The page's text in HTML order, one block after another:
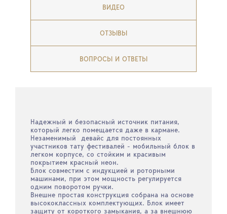
ВИДЕО
ОТЗЫВЫ
ВОПРОСЫ И ОТВЕТЫ
Надежный и безопасный источник питания,
который легко помещается даже в кармане.
Незаменимый девайс для постоянных
участников тату фестивалей - мобильный блок в
легком корпусе, со стойким и красивым
покрытием красный неон.
Блок совместим с индукцией и роторными
машинами, при этом мощность регулируется
одним поворотом ручки.
Внешне простая конструкция собрана на основе
высококлассных комплектующих. Блок имеет
защиту от короткого замыкания, а за внешнюю